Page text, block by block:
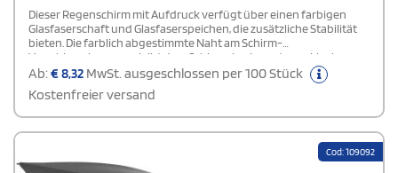
Dieser Regenschirm mit Aufdruck verfügt über einen farbigen
Glasfaserschaft und Glasfaserspeichen, die zusätzliche Stabilität
bieten. Die farblich abgestimmte Naht am Schirm-
Verschlussriemen verleiht dem Schirm ein elegantes, exklusives
Design. Das windresistente System sorgt für zuverlässigen Schutz
bei jedem Wetter. Ideal für stilbewusste Nutzer, die Funktionalität
und Design kombinieren möchten.
Ab:€8,32 MwSt. ausgeschlossen per 100 Stück
Kostenfreier versand
Cod: 109092